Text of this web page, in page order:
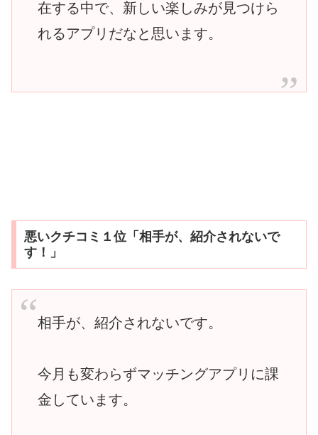
在する中で、新しい楽しみが見つけら
れるアプリだなと思います。
悪いクチコミ１位「相手が、紹介されないで
す！」
相手が、紹介されないです。
今月も変わらずマッチングアプリに課
金しています。